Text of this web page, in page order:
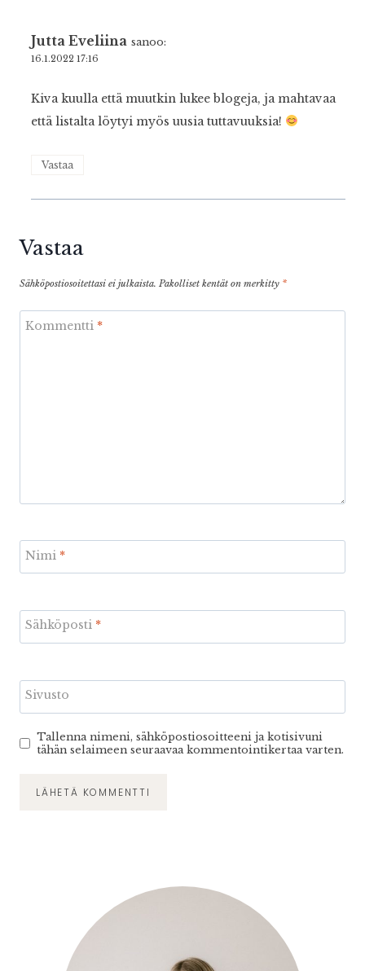
Jutta Eveliina sanoo:
16.1.2022 17:16
Kiva kuulla että muutkin lukee blogeja, ja mahtavaa
että listalta löytyi myös uusia tuttavuuksia!
Vastaa
Vastaa
Sähköpostiosoitettasi ei julkaista. Pakolliset kentät on merkitty *
Kommentti *
Nimi *
Sähköposti *
Sivusto
Tallenna nimeni, sähköpostiosoitteeni ja kotisivuni
tähän selaimeen seuraavaa kommentointikertaa varten.